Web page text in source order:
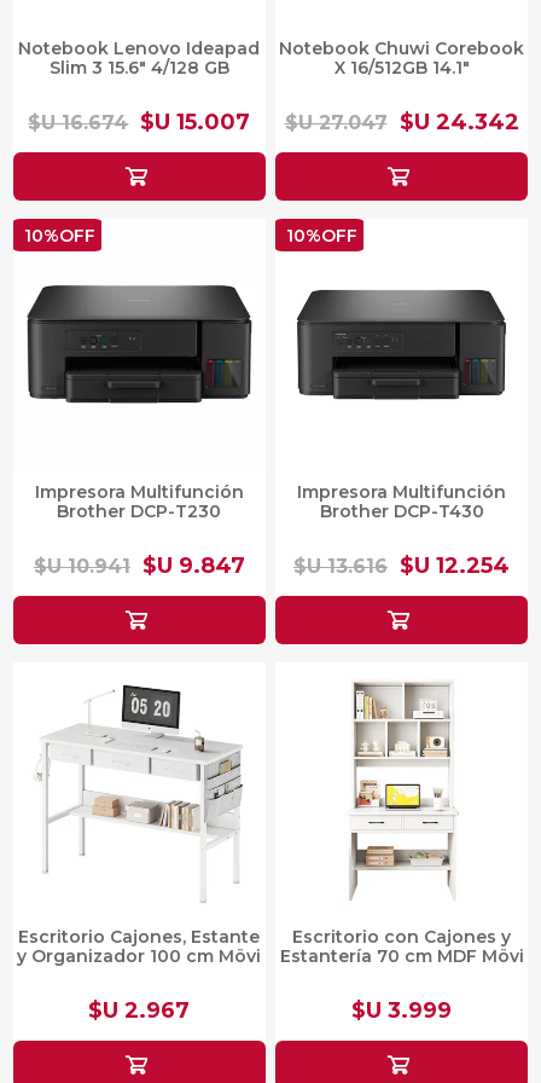
Notebook Lenovo Ideapad
Slim 3 15.6" 4/128 GB
$U 16.674 $U 15.007
Notebook Chuwi Corebook
X 16/512GB 14.1"
$U 27.047 $U 24.342
10%OFF
Impresora Multifunción
Brother DCP-T230
$U 10.941 $U 9.847
10%OFF
Impresora Multifunción
Brother DCP-T430
$U 13.616 $U 12.254
Escritorio Cajones, Estante
y Organizador 100 cm Mövi
$U 2.967
Escritorio con Cajones y
Estantería 70 cm MDF Mövi
$U 3.999